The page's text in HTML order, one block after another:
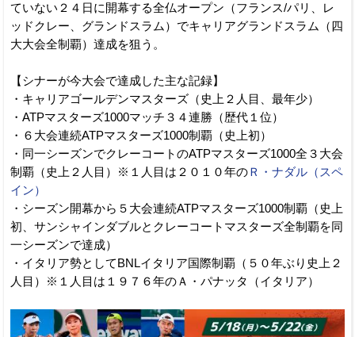
ていない２４日に開幕する全仏オープン（フランス/パリ、レ
ッドクレー、グランドスラム）でキャリアグランドスラム（四
大大会全制覇）達成を狙う。
【シナーが今大会で達成した主な記録】
・キャリアゴールデンマスターズ（史上２人目、最年少）
・ATPマスターズ1000マッチ３４連勝（歴代１位）
・６大会連続ATPマスターズ1000制覇（史上初）
・同一シーズンでクレーコートのATPマスターズ1000全３大会
制覇（史上２人目）※１人目は２０１０年のＲ・ナダル（スペ
イン）
・シーズン開幕から５大会連続ATPマスターズ1000制覇（史上
初、サンシャインダブルとクレーコートマスターズ全制覇を同
一シーズンで達成）
・イタリア勢としてBNLイタリア国際制覇（５０年ぶり史上２
人目）※１人目は１９７６年のＡ・パナッタ（イタリア）